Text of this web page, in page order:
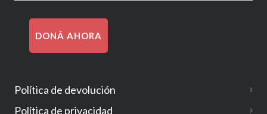
DONÁ AHORA
Política de devolución
Política de privacidad